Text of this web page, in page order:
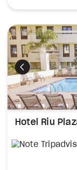
Précédent
Hotel Riu